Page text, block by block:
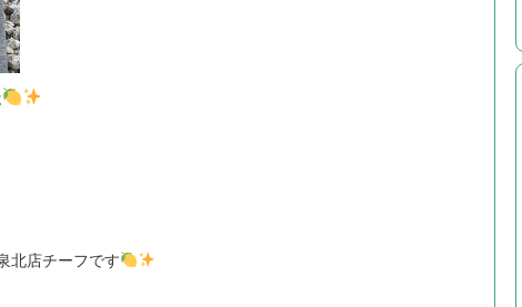
北店チーフです